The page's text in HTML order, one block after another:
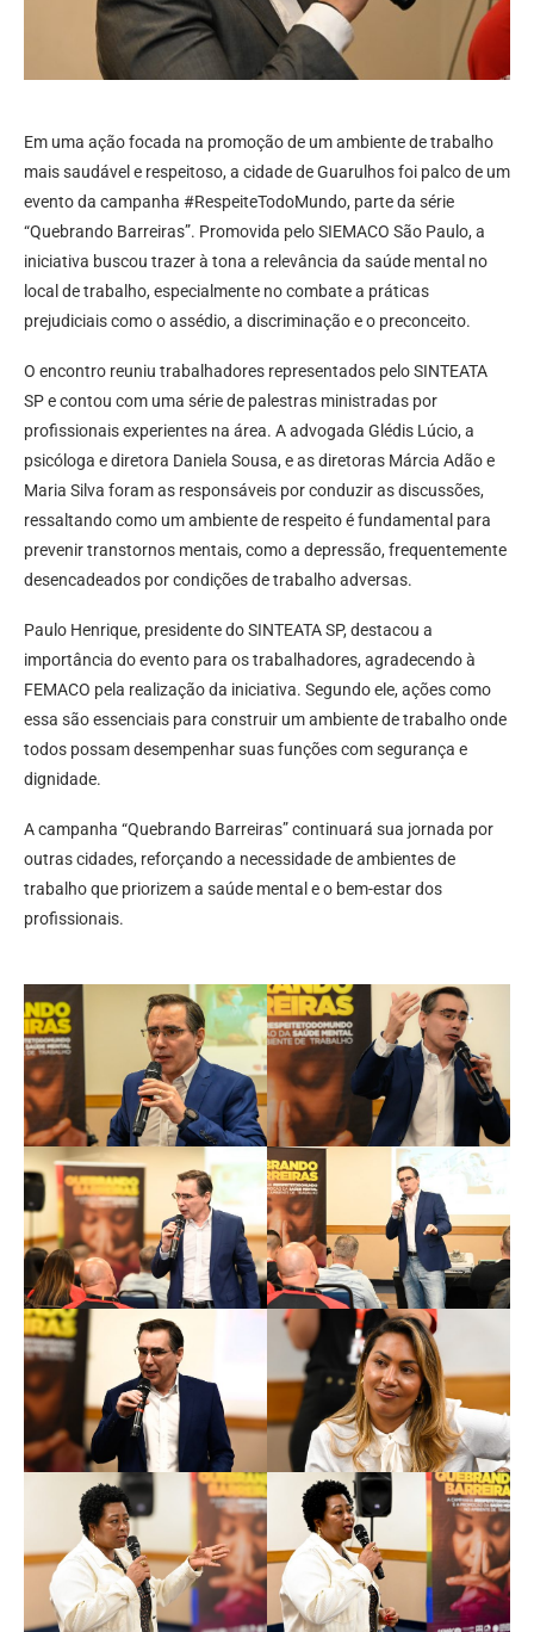
Em uma ação focada na promoção de um ambiente de trabalho
mais saudável e respeitoso, a cidade de Guarulhos foi palco de um
evento da campanha #RespeiteTodoMundo, parte da série
“Quebrando Barreiras”. Promovida pelo SIEMACO São Paulo, a
iniciativa buscou trazer à tona a relevância da saúde mental no
local de trabalho, especialmente no combate a práticas
prejudiciais como o assédio, a discriminação e o preconceito.
O encontro reuniu trabalhadores representados pelo SINTEATA
SP e contou com uma série de palestras ministradas por
profissionais experientes na área. A advogada Glédis Lúcio, a
psicóloga e diretora Daniela Sousa, e as diretoras Márcia Adão e
Maria Silva foram as responsáveis por conduzir as discussões,
ressaltando como um ambiente de respeito é fundamental para
prevenir transtornos mentais, como a depressão, frequentemente
desencadeados por condições de trabalho adversas.
Paulo Henrique, presidente do SINTEATA SP, destacou a
importância do evento para os trabalhadores, agradecendo à
FEMACO pela realização da iniciativa. Segundo ele, ações como
essa são essenciais para construir um ambiente de trabalho onde
todos possam desempenhar suas funções com segurança e
dignidade.
A campanha “Quebrando Barreiras” continuará sua jornada por
outras cidades, reforçando a necessidade de ambientes de
trabalho que priorizem a saúde mental e o bem-estar dos
profissionais.